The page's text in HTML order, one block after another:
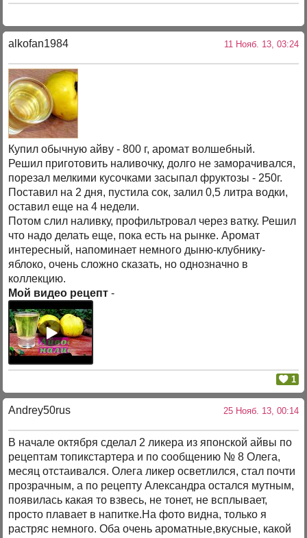
alkofan1984 11 Нояб. 13, 03:24
Купил обычную айву - 800 г, аромат волшебный.
Решил приготовить наливочку, долго не заморачивался,
порезал мелкими кусочками засыпал фруктозы - 250г.
Поставил на 2 дня, пустила сок, залил 0,5 литра водки,
оставил еще на 4 недели.
Потом слил наливку, профильтровал через ватку. Решил
что надо делать еще, пока есть на рынке. Аромат
интересный, напоминает немного дыню-клубнику-
яблоко, очень сложно сказать, но однозначно в
коллекцию.
Мой видео рецепт -
1
Andrey50rus 25 Нояб. 13, 00:14
В начале октября сделал 2 ликера из японской айвы по
рецептам топикстартера и по сообщению № 8 Олега,
месяц отстаивался. Олега ликер осветлился, стал почти
прозрачным, а по рецепту Александра остался мутным,
появилась какая то взвесь, не тонет, не всплывает,
просто плавает в напитке.На фото видна, только я
растряс немного. Оба очень ароматные,вкусные, какой